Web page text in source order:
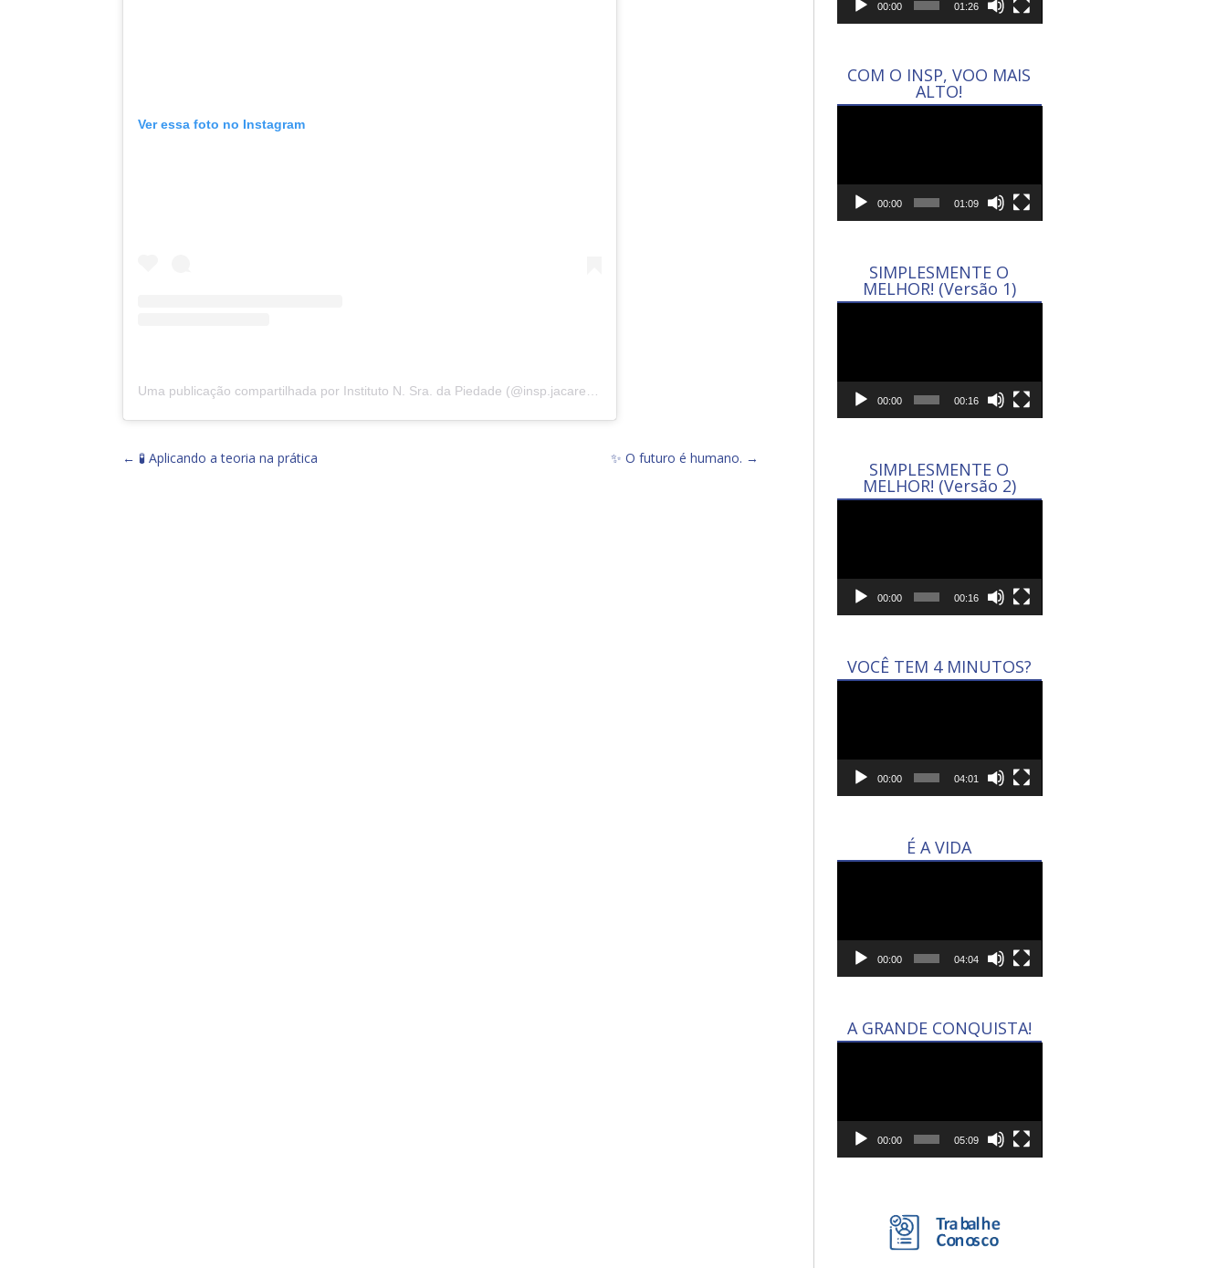
Ver essa foto no Instagram
Uma publicação compartilhada por Instituto N. Sra. da Piedade (@insp.jacarepagua)
←🧪 Aplicando a teoria na prática ✨ O futuro é humano. →
00:00 01:26
COM O INSP, VOO MAIS
ALTO!
00:00 01:09
SIMPLESMENTE O
MELHOR! (Versão 1)
00:00 00:16
SIMPLESMENTE O
MELHOR! (Versão 2)
00:00 00:16
VOCÊ TEM 4 MINUTOS?
00:00 04:01
É A VIDA
00:00 04:04
A GRANDE CONQUISTA!
00:00 05:09